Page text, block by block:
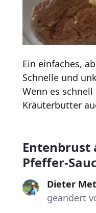
Ein einfaches,
Schnelle und
Wenn es
Kräuterbutter
Entenbrust
Pfeffer-
Dieter
geändert